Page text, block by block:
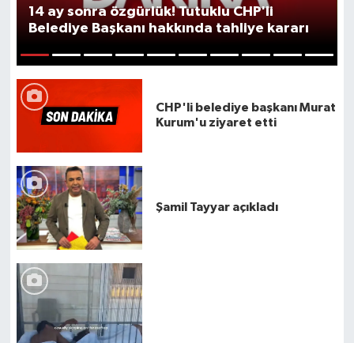
14 ay sonra özgürlük! Tutuklu CHP'li
Belediye Başkanı hakkında tahliye kararı
CHP'li belediye başkanı Murat
Kurum'u ziyaret etti
Şamil Tayyar açıkladı